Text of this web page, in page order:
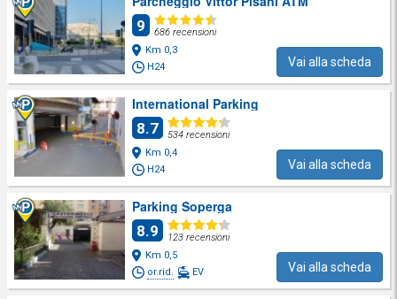
9
686 recensioni
Km 0,3
H24
Vai alla scheda
International Parking
8.7
534 recensioni
Km 0,4
H24
Vai alla scheda
Parking Soperga
8.9
123 recensioni
Km 0,5
or.rid.
EV Vai alla scheda